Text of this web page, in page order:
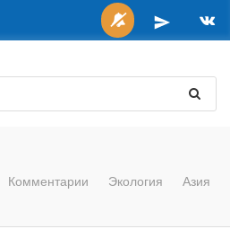
Комментарии Экология Азия